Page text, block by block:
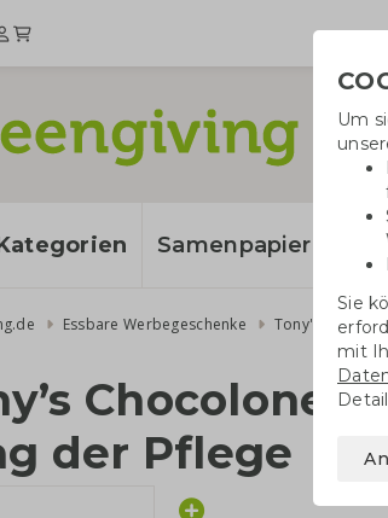
Samenpapier
Essbare Werbegeschenke Tony's
der Pflege
Um
Sie
mit